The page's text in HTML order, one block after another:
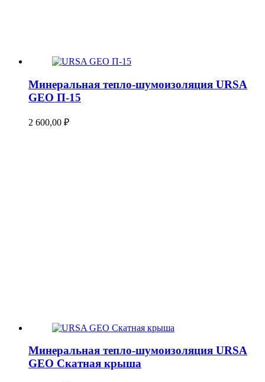
Минеральная тепло-шумоизоляция URSA
GEO П-15
2 600,00 ₽
Минеральная тепло-шумоизоляция URSA
GEO Скатная крыша